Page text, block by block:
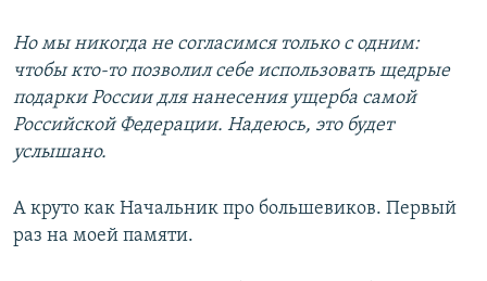
Но мы никогда не согласимся только с одним:
чтобы кто-то позволил себе использовать щедрые
подарки России для нанесения ущерба самой
Российской Федерации. Надеюсь, это будет
услышано.
А круто как Начальник про большевиков. Первый
раз на моей памяти.